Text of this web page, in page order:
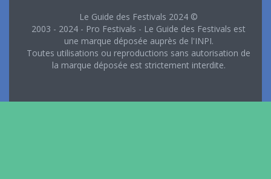
Le Guide des Festivals 2024 ©
2003 - 2024 - Pro Festivals - Le Guide des Festivals est
une marque déposée auprès de l'INPI.
Toutes utilisations ou reproductions sans autorisation de
la marque déposée est strictement interdite.